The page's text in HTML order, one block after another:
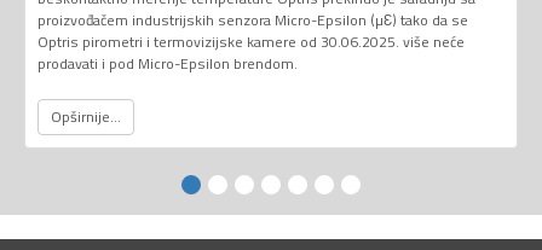
proizvođačem industrijskih senzora Micro-Epsilon (µƐ) tako da se
Optris pirometri i termovizijske kamere od 30.06.2025. više neće
prodavati i pod Micro-Epsilon brendom.
Opširnije...